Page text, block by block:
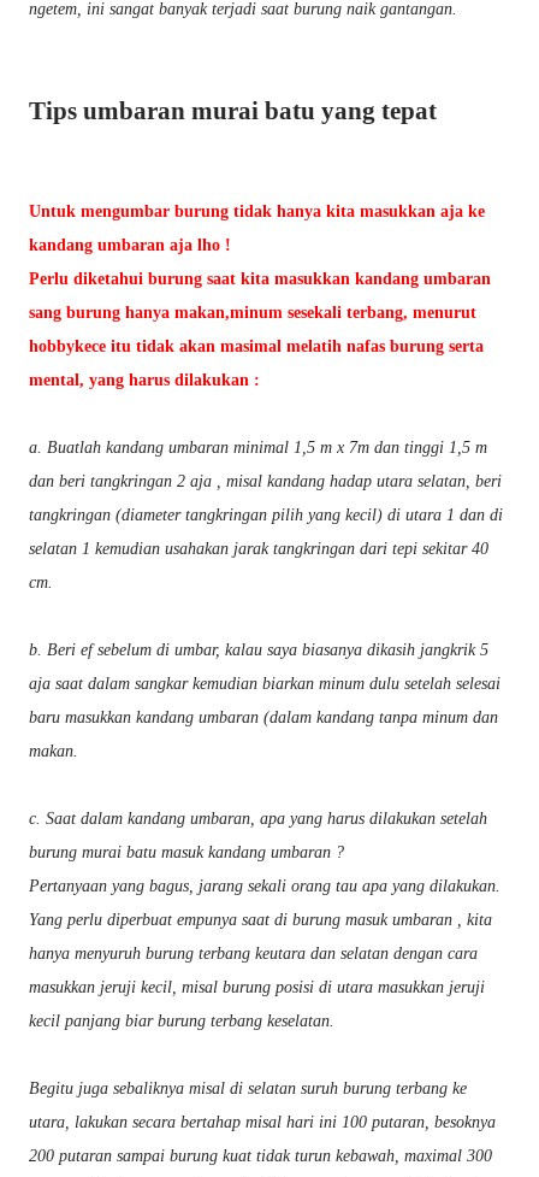
ngetem, ini sangat banyak terjadi saat burung naik gantangan.
Tips umbaran murai batu yang tepat
Untuk mengumbar burung tidak hanya kita masukkan aja ke
kandang umbaran aja lho !
Perlu diketahui burung saat kita masukkan kandang umbaran
sang burung hanya makan,minum sesekali terbang, menurut
hobbykece itu tidak akan masimal melatih nafas burung serta
mental, yang harus dilakukan :
a. Buatlah kandang umbaran minimal 1,5 m x 7m dan tinggi 1,5 m
dan beri tangkringan 2 aja , misal kandang hadap utara selatan, beri
tangkringan (diameter tangkringan pilih yang kecil) di utara 1 dan di
selatan 1 kemudian usahakan jarak tangkringan dari tepi sekitar 40
cm.
b. Beri ef sebelum di umbar, kalau saya biasanya dikasih jangkrik 5
aja saat dalam sangkar kemudian biarkan minum dulu setelah selesai
baru masukkan kandang umbaran (dalam kandang tanpa minum dan
makan.
c. Saat dalam kandang umbaran, apa yang harus dilakukan setelah
burung murai batu masuk kandang umbaran ?
Pertanyaan yang bagus, jarang sekali orang tau apa yang dilakukan.
Yang perlu diperbuat empunya saat di burung masuk umbaran , kita
hanya menyuruh burung terbang keutara dan selatan dengan cara
masukkan jeruji kecil, misal burung posisi di utara masukkan jeruji
kecil panjang biar burung terbang keselatan.
Begitu juga sebaliknya misal di selatan suruh burung terbang ke
utara, lakukan secara bertahap misal hari ini 100 putaran, besoknya
200 putaran sampai burung kuat tidak turun kebawah, maximal 300